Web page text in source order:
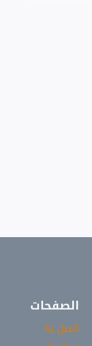
الصفحات
اتصل بنا